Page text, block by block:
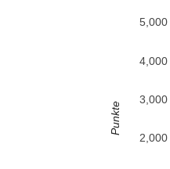
2,000
3,000
4,000
5,000
Punkte